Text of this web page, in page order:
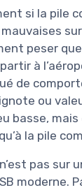
si la pile
peser
à
de
ou
basse, mais
la pile
pas sur
moderne.